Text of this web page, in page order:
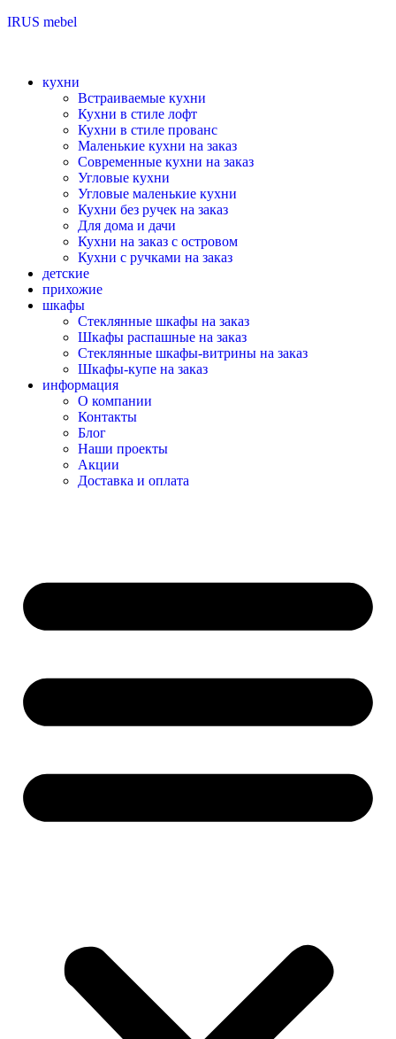
IRUS mebel
кухни
Встраиваемые кухни
Кухни в стиле лофт
Кухни в стиле прованс
Маленькие кухни на заказ
Современные кухни на заказ
Угловые кухни
Угловые маленькие кухни
Кухни без ручек на заказ
Для дома и дачи
Кухни на заказ с островом
Кухни с ручками на заказ
детские
прихожие
шкафы
Стеклянные шкафы на заказ
Шкафы распашные на заказ
Стеклянные шкафы-витрины на заказ
Шкафы-купе на заказ
информация
О компании
Контакты
Блог
Наши проекты
Акции
Доставка и оплата